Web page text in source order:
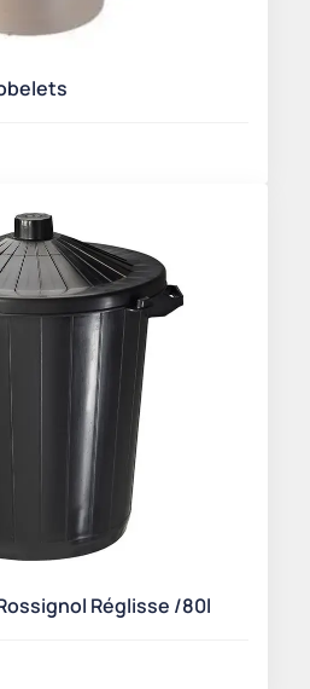
Réglisse /80l